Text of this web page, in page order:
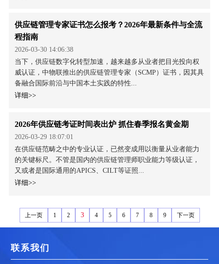
供应链管理专家证书怎么报考？2026年最新条件与全流
程指南
2026-03-30 14:06:38
当下，供应链数字化转型加速，越来越多从业者把目光投向权
威认证，中物联推出的供应链管理专家（SCMP）证书，因其具
备融合国际前沿与中国本土实践的特性...
详细>>
2026年供应链考证时间表出炉 抓住春季报名黄金期
2026-03-29 18:07:01
在供应链范畴之中的专业认证，已然变成用以衡量从业者能力
的关键标尺。不管是国内的供应链管理师职业能力等级认证，
又或者是国际通用的APICS、CILT等证照...
详细>>
上一页 1 2 3 4 5 6 7 8 9 下一页
联系我们